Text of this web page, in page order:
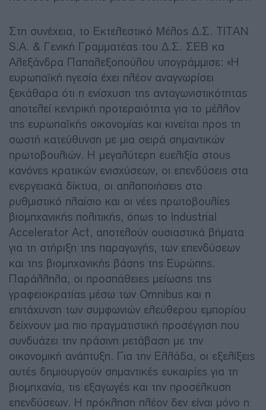
Στη συνέχεια, το Εκτελεστικό Μέλος Δ.Σ. ΤΙΤΑΝ
S.A. & Γενική Γραμματέας του Δ.Σ. ΣΕΒ κα
Αλεξάνδρα Παπαλεξοπούλου υπογράμμισε: «Η
ευρωπαϊκή ηγεσία έχει πλέον αναγνωρίσει
ξεκάθαρα ότι η ενίσχυση της ανταγωνιστικότητας
αποτελεί κεντρική προτεραιότητα για το μέλλον
της ευρωπαϊκής οικονομίας και κινείται προς τη
σωστή κατεύθυνση με μια σειρά σημαντικών
πρωτοβουλιών. Η μεγαλύτερη ευελιξία στους
κανόνες κρατικών ενισχύσεων, οι επενδύσεις στα
ενεργειακά δίκτυα, οι απλοποιήσεις στο
ρυθμιστικό πλαίσιο και οι νέες πρωτοβουλίες
βιομηχανικής πολιτικής, όπως το Industrial
Accelerator Act, αποτελούν ουσιαστικά βήματα
για τη στήριξη της παραγωγής, των επενδύσεων
και της βιομηχανικής βάσης της Ευρώπης.
Παράλληλα, οι προσπάθειες μείωσης της
γραφειοκρατίας μέσω των Omnibus και η
επιτάχυνση των συμφωνιών ελεύθερου εμπορίου
δείχνουν μια πιο πραγματιστική προσέγγιση που
συνδυάζει την πράσινη μετάβαση με την
οικονομική ανάπτυξη. Για την Ελλάδα, οι εξελίξεις
αυτές δημιουργούν σημαντικές ευκαιρίες για τη
βιομηχανία, τις εξαγωγές και την προσέλκυση
επενδύσεων. Η πρόκληση πλέον δεν είναι μόνο η